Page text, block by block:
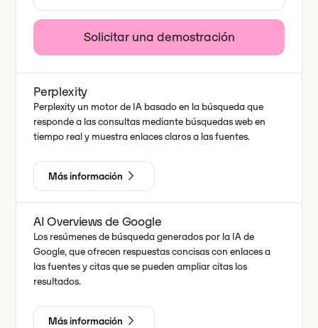
Solicitar una demostración
Perplexity
Perplexity un motor de IA basado en la búsqueda que
responde a las consultas mediante búsquedas web en
tiempo real y muestra enlaces claros a las fuentes.
Más información
AI Overviews de Google
Los resúmenes de búsqueda generados por la IA de
Google, que ofrecen respuestas concisas con enlaces a
las fuentes y citas que se pueden ampliar citas los
resultados.
Más información